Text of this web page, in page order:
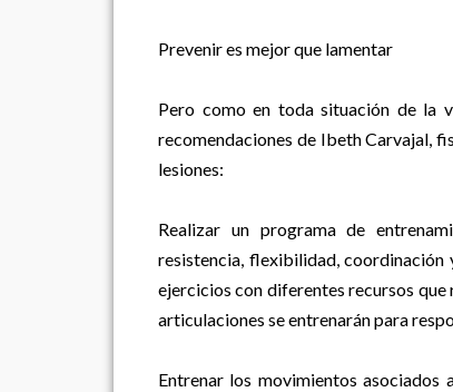
Prevenir es mejor que lamentar
Pero como en toda situación de la
recomendaciones de Ibeth Carvajal,
lesiones:
Realizar un programa de
resistencia, flexibilidad,
ejercicios con diferentes recursos
articulaciones se entrenarán para
Entrenar los movimientos